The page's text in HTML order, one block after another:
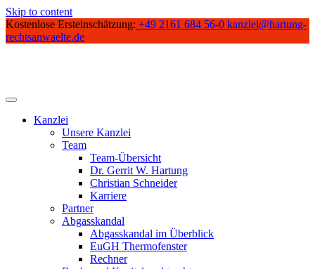
Skip to content
Kostenlose Ersteinschätzung: +49 2161 684 56-0 kanzlei@hartung-
rechtsanwaelte.de
Kanzlei
Unsere Kanzlei
Team
Team-Übersicht
Dr. Gerrit W. Hartung
Christian Schneider
Karriere
Partner
Abgasskandal
Abgasskandal im Überblick
EuGH Thermofenster
Rechner